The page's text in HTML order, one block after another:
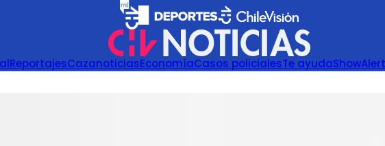
ReportajesCazanoticiasEconomíaCasos policialesTe ayudaShow